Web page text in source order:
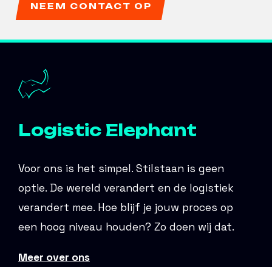
NEEM CONTACT OP
Logistic Elephant
Voor ons is het simpel. Stilstaan is geen
optie. De wereld verandert en de logistiek
verandert mee. Hoe blijf je jouw proces op
een hoog niveau houden? Zo doen wij dat.
Meer over ons